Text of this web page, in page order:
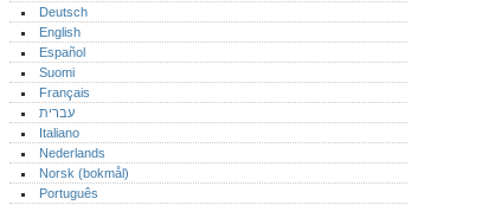
Deutsch
English
Español
Suomi
Français
עברית
Italiano
Nederlands
Norsk (bokmål)‎
Português‎